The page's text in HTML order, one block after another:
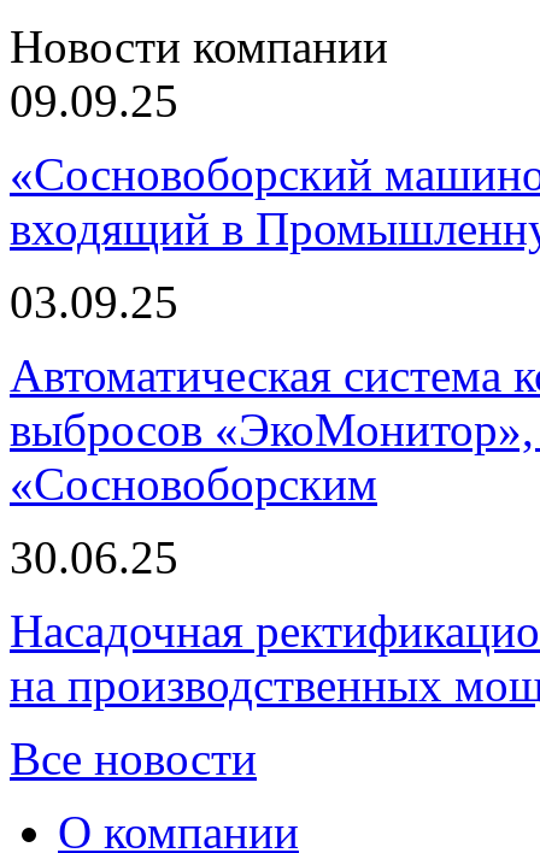
Новости компании
09.09.25
«Сосновоборский
входящий в
03.09.25
Автоматическая
выбросов «ЭкоМонитор»,
«Сосновоборским
30.06.25
Насадочная
на производственных
Все новости
О компании